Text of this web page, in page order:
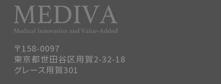
〒158-0097
東京都世田谷区用賀2-32-18
グレース用賀301